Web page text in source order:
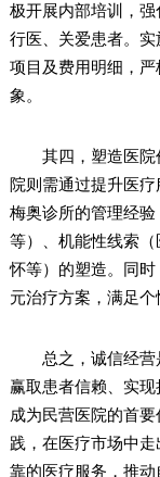
极开展内部培训，
行医、关爱患者。
项目及费用明细，
象。
其四，塑造医院
院则需通过提升医
梅奥诊所的管理经
等）、机能性线索
怀等）的塑造。同
元治疗方案，满足个
总之，诚信经营是
赢取患者信赖、实
成为民营医院的首
践，在医疗市场中
靠的医疗服务，推